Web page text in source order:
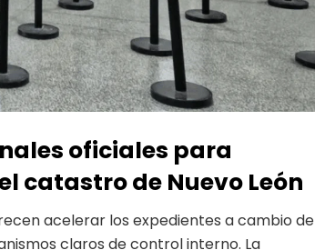
oficiales para
catastro de Nuevo León
acelerar los expedientes a cambio de
claros de control interno. La